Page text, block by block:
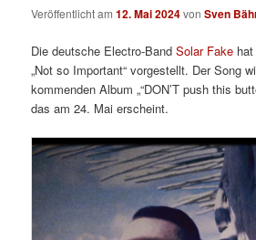
Veröffentlicht am12. Mai 2024vonSven
Die deutsche Electro-BandSolar Fake
„Not so Important“ vorgestellt. Der Song
kommenden Album„“DON’T push this
das am 24. Mai erscheint.